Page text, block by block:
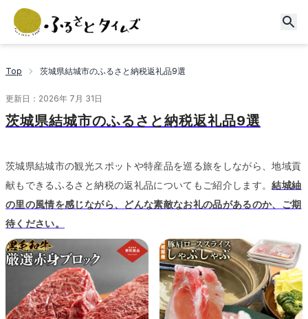
Top 茨城県結城市のふるさと納税返礼品9選
更新日： 2026年 7月 31日
茨城県結城市のふるさと納税返礼品9選
茨城県結城市の観光スポットや特産品を巡る旅をしながら、地域貢
献もできるふるさと納税の返礼品についてもご紹介します。結城紬
の里の風情を感じながら、どんな素敵なお礼の品があるのか、ご期
待ください。